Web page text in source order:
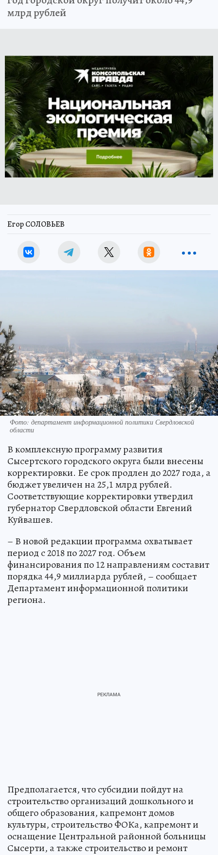
млрд рублей
Егор СОЛОВЬЕВ
Фото: департамент информационной политики Свердловской
области
В комплексную программу развития
Сысертского городского округа были внесены
корректировки. Ее срок продлен до 2027 года, а
бюджет увеличен на 25,1 млрд рублей.
Соответствующие корректировки утвердил
губернатор Свердловской области Евгений
Куйвашев.
– В новой редакции программа охватывает
период с 2018 по 2027 год. Объем
финансирования по 12 направлениям составит
порядка 44,9 миллиарда рублей, – сообщает
Департамент информационной политики
региона.
Предполагается, что субсидии пойдут на
строительство организаций дошкольного и
общего образования, капремонт домов
культуры, строительство ФОКа, капремонт и
оснащение Центральной районной больницы
Сысерти, а также строительство и ремонт